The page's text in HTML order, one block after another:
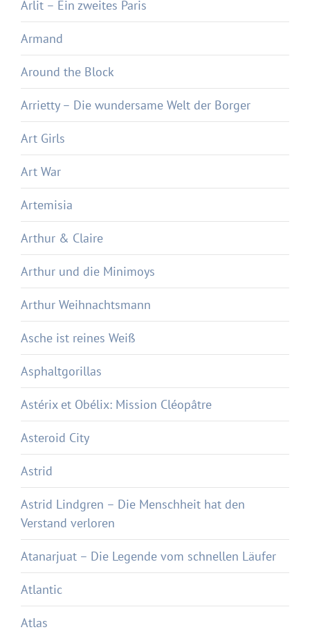
Arlit – Ein zweites Paris
Armand
Around the Block
Arrietty – Die wundersame Welt der Borger
Art Girls
Art War
Artemisia
Arthur & Claire
Arthur und die Minimoys
Arthur Weihnachtsmann
Asche ist reines Weiß
Asphaltgorillas
Astérix et Obélix: Mission Cléopâtre
Asteroid City
Astrid
Astrid Lindgren – Die Menschheit hat den
Verstand verloren
Atanarjuat – Die Legende vom schnellen Läufer
Atlantic
Atlas